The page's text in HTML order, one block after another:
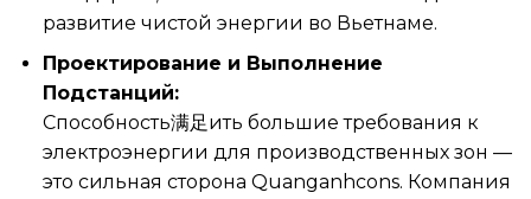
развитие чистой энергии во Вьетнаме.
Проектирование и Выполнение
Подстанций:
Способность满足ить большие требования к
электроэнергии для производственных зон —
это сильная сторона Quanganhcons. Компания